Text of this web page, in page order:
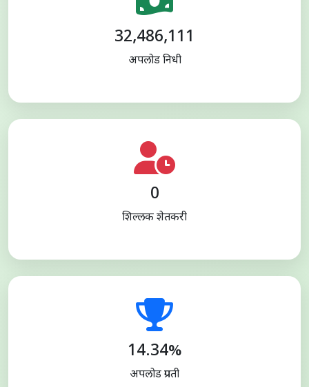
32,486,111
अपलोड निधी
0
शिल्लक शेतकरी
14.34%
अपलोड प्रगती